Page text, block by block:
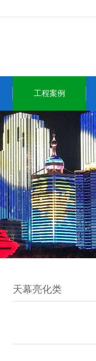
工程案例
天幕亮化类